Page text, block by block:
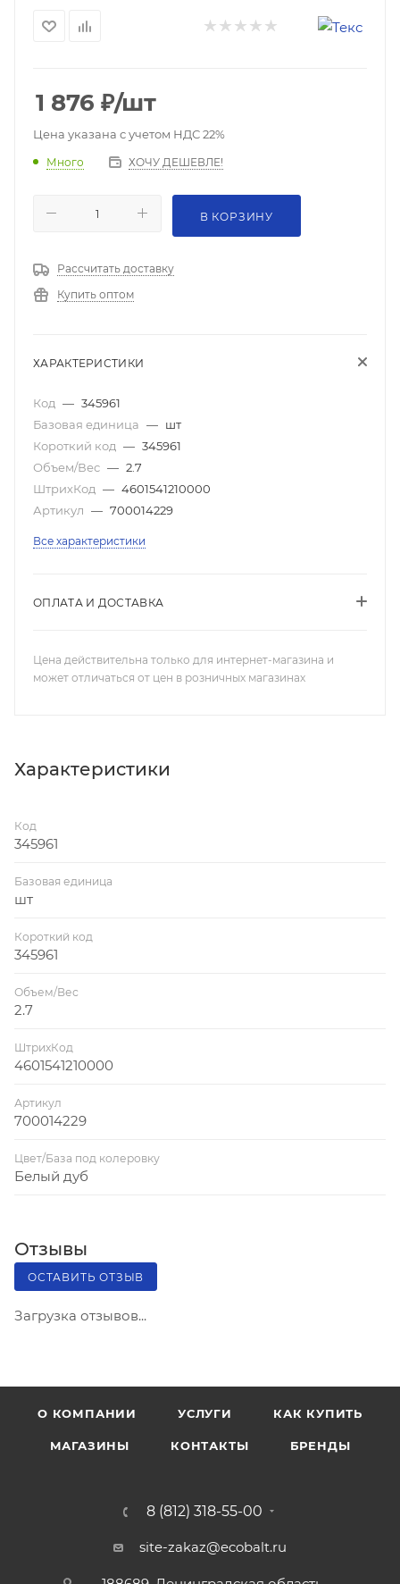
1 876 ₽/шт
Цена указана с учетом НДС 22%
Много ХОЧУ ДЕШЕВЛЕ!
В КОРЗИНУ
Рассчитать доставку
Купить оптом
ХАРАКТЕРИСТИКИ
Код — 345961
Базовая единица — шт
Короткий код — 345961
Объем/Вес — 2.7
ШтрихКод — 4601541210000
Артикул — 700014229
Все характеристики
ОПЛАТА И ДОСТАВКА
Цена действительна только для интернет-магазина и
может отличаться от цен в розничных магазинах
Характеристики
Код
345961
Базовая единица
шт
Короткий код
345961
Объем/Вес
2.7
ШтрихКод
4601541210000
Артикул
700014229
Цвет/База под колеровку
Белый дуб
Отзывы
ОСТАВИТЬ ОТЗЫВ
Загрузка отзывов...
О КОМПАНИИ УСЛУГИ КАК КУПИТЬ
МАГАЗИНЫ КОНТАКТЫ БРЕНДЫ
8 (812) 318-55-00
site-zakaz@ecobalt.ru